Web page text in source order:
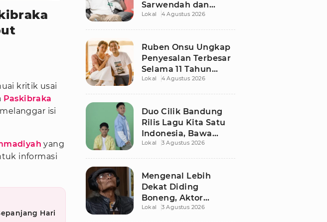
kritik usai
Paskibraka
isi
yang
informasi
Hari
Sarwendah dan
Ruben Onsu Usai
Lokal 4 Agustus 2026
Ruben Onsu Ungkap
Penyesalan Terbesar
Selama 11 Tahun
Nikahi Sarwendah
Lokal 4 Agustus 2026
Duo Cilik Bandung
Rilis Lagu Kita Satu
Indonesia, Bawa
Pesan Persatuan
Lokal 3 Agustus 2026
Mengenal Lebih
Dekat Diding
Boneng, Aktor
Legendaris yang
Lokal 3 Agustus 2026